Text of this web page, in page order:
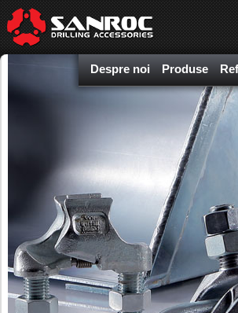
Despre noi Produse